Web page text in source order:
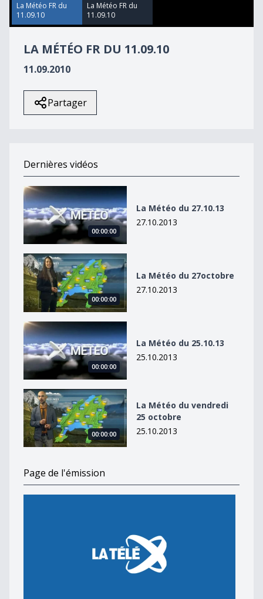
34
seconds
La Météo FR du
11.09.10
La Météo FR du
11.09.10
LA MÉTÉO FR DU 11.09.10
11.09.2010
Partager
Dernières vidéos
La Météo du 27.10.13
00:00:00
La Météo du 27.10.13
27.10.2013
La Météo du 27octobre
00:00:00
La Météo du 27octobre
27.10.2013
La Météo du 25.10.13
00:00:00
La Météo du 25.10.13
25.10.2013
La Météo du vendredi 25 octobre
00:00:00
La Météo du vendredi
25 octobre
25.10.2013
Page de l'émission